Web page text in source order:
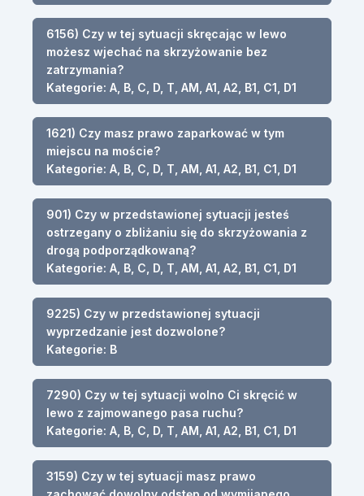
6156) Czy w tej sytuacji skręcając w lewo
możesz wjechać na skrzyżowanie bez
zatrzymania?
Kategorie: A, B, C, D, T, AM, A1, A2, B1, C1, D1
1621) Czy masz prawo zaparkować w tym
miejscu na moście?
Kategorie: A, B, C, D, T, AM, A1, A2, B1, C1, D1
901) Czy w przedstawionej sytuacji jesteś
ostrzegany o zbliżaniu się do skrzyżowania z
drogą podporządkowaną?
Kategorie: A, B, C, D, T, AM, A1, A2, B1, C1, D1
9225) Czy w przedstawionej sytuacji
wyprzedzanie jest dozwolone?
Kategorie: B
7290) Czy w tej sytuacji wolno Ci skręcić w
lewo z zajmowanego pasa ruchu?
Kategorie: A, B, C, D, T, AM, A1, A2, B1, C1, D1
3159) Czy w tej sytuacji masz prawo